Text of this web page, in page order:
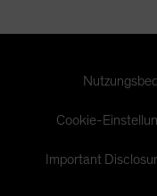
Cookie-
Important